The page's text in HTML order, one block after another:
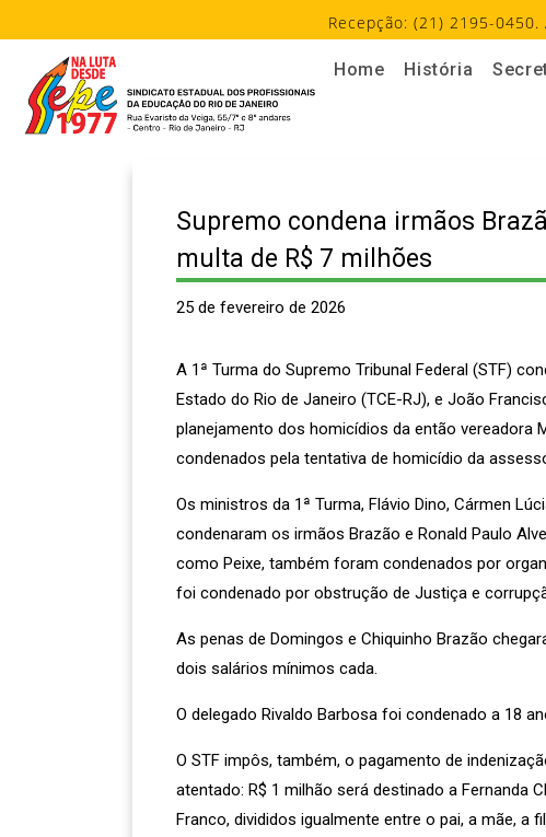
Recepção: (21) 2195-
Home História
Supremo condena irmãos
multa de R$ 7 milhões
25 de fevereiro de 2026
A 1ª Turma do Supremo Tribunal Federal (STF)
Estado do Rio de Janeiro (TCE-RJ), e João
planejamento dos homicídios da então vereadora
condenados pela tentativa de homicídio da
Os ministros da 1ª Turma, Flávio Dino, Cármen
condenaram os irmãos Brazão e Ronald Paulo
como Peixe, também foram condenados por
foi condenado por obstrução de Justiça e
As penas de Domingos e Chiquinho Brazão
dois salários mínimos cada.
O delegado Rivaldo Barbosa foi condenado a 18
O STF impôs, também, o pagamento de
atentado: R$ 1 milhão será destinado a Fernanda
Franco, divididos igualmente entre o pai, a mãe, a